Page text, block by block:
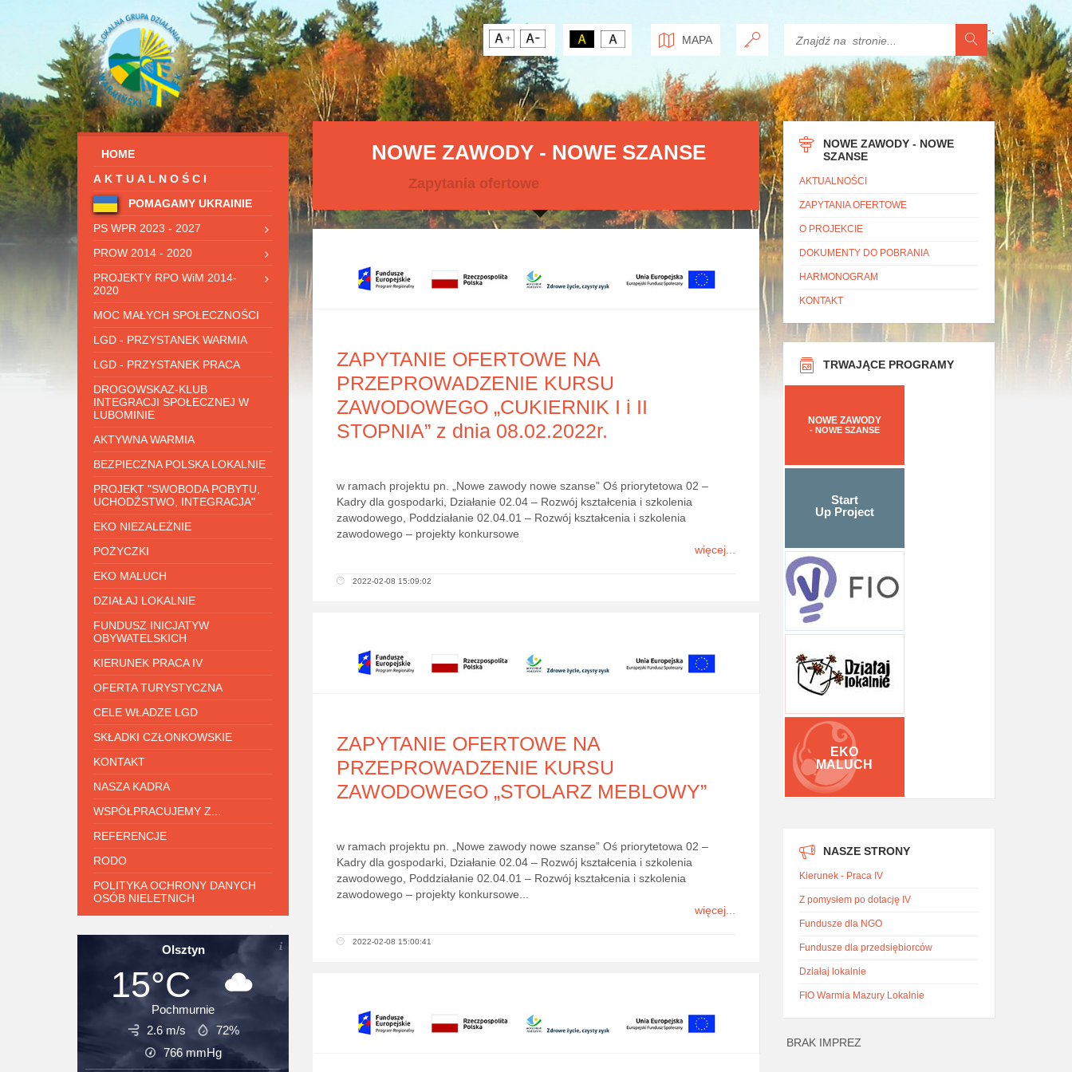
-
MAPA
NOWE ZAWODY - NOWE SZANSE
Zapytania ofertowe
ZAPYTANIE OFERTOWE NA
PRZEPROWADZENIE KURSU
ZAWODOWEGO „CUKIERNIK I i II
STOPNIA” z dnia 08.02.2022r.
w ramach projektu pn. „Nowe zawody nowe szanse” Oś priorytetowa 02 –
Kadry dla gospodarki, Działanie 02.04 – Rozwój kształcenia i szkolenia
zawodowego, Poddziałanie 02.04.01 – Rozwój kształcenia i szkolenia
zawodowego – projekty konkursowe
więcej...
2022-02-08 15:09:02
ZAPYTANIE OFERTOWE NA
PRZEPROWADZENIE KURSU
ZAWODOWEGO „STOLARZ MEBLOWY”
w ramach projektu pn. „Nowe zawody nowe szanse” Oś priorytetowa 02 –
Kadry dla gospodarki, Działanie 02.04 – Rozwój kształcenia i szkolenia
zawodowego, Poddziałanie 02.04.01 – Rozwój kształcenia i szkolenia
zawodowego – projekty konkursowe...
więcej...
2022-02-08 15:00:41
HOME
AKTUALNOŚCI
POMAGAMY UKRAINIE
PS WPR 2023 - 2027
PROW 2014 - 2020
PROJEKTY RPO WiM 2014-
2020
MOC MAŁYCH SPOŁECZNOŚCI
LGD - PRZYSTANEK WARMIA
LGD - PRZYSTANEK PRACA
DROGOWSKAZ-KLUB
INTEGRACJI SPOŁECZNEJ W
LUBOMINIE
AKTYWNA WARMIA
BEZPIECZNA POLSKA LOKALNIE
PROJEKT "SWOBODA POBYTU,
UCHODŹSTWO, INTEGRACJA"
EKO NIEZALEŻNIE
POŻYCZKI
EKO MALUCH
DZIAŁAJ LOKALNIE
FUNDUSZ INICJATYW
OBYWATELSKICH
KIERUNEK PRACA IV
OFERTA TURYSTYCZNA
CELE WŁADZE LGD
SKŁADKI CZŁONKOWSKIE
KONTAKT
NASZA KADRA
WSPÓŁPRACUJEMY Z...
REFERENCJE
RODO
POLITYKA OCHRONY DANYCH
OSÓB NIELETNICH
Olsztyn
15°C
Pochmurnie
2.6 m/s
72%
766 mmHg
NOWE ZAWODY - NOWE
SZANSE
AKTUALNOŚCI
ZAPYTANIA OFERTOWE
O PROJEKCIE
DOKUMENTY DO POBRANIA
HARMONOGRAM
KONTAKT
TRWAJĄCE PROGRAMY
NOWE ZAWODY
- NOWE SZANSE
Start
Up Project
EKO
MALUCH
NASZE STRONY
Kierunek - Praca IV
Z pomysłem po dotację IV
Fundusze dla NGO
Fundusze dla przedsiębiorców
Działaj lokalnie
FIO Warmia Mazury Lokalnie
BRAK IMPREZ